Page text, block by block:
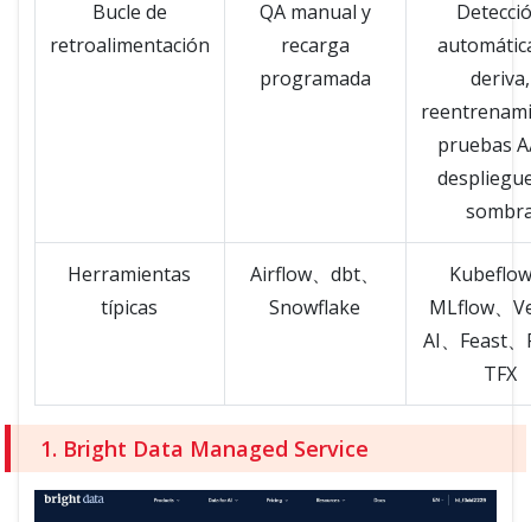
Bucle de
retroalimentación
QA manual y
recarga
programada
deriva,
pruebas
Herramientas
típicas
Airflow、dbt、
Snowflake
MLflow、
AI、Feast、
TFX
1. Bright Data Managed Service